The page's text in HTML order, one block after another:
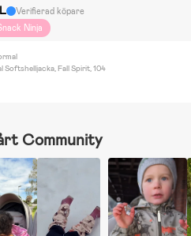
Superman Bluey
Harry Potter
och Kråkan
Inredning Skönhet & Mode
Verifierad köpare
Ninja
Fall Spirit, 104
Community